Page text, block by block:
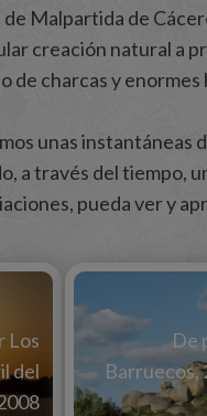
Malpartida de
creación natural a
de charcas y
unas
a través del tiempo,
pueda ver y
Los
del
De
Barruecos,